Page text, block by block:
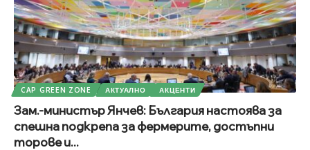
CAP GREEN ZONE АКТУАЛНО АКЦЕНТИ
Зам.-министър Янчев: България настоява за
спешна подкрепа за фермерите, достъпни
торове и...